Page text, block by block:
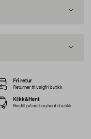
Fri retur
Returner til valgfri butikk
Klikk&Hent
Bestill på nett og hent i butikk